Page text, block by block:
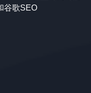
谷歌SEO